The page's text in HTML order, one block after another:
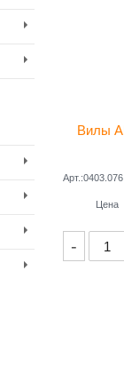
Вилы
Арт.:0403.076
Цена
-